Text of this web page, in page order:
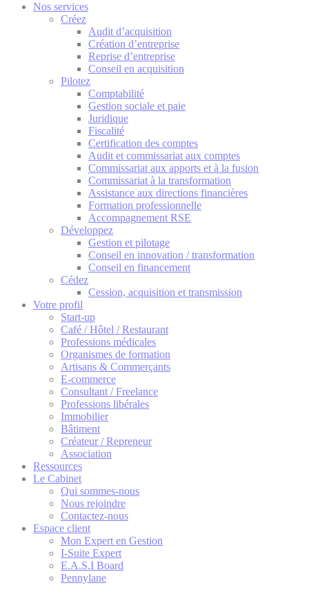
Nos services
Créez
Audit d’acquisition
Création d’entreprise
Reprise d’entreprise
Conseil en acquisition
Pilotez
Comptabilité
Gestion sociale et paie
Juridique
Fiscalité
Certification des comptes
Audit et commissariat aux comptes
Commissariat aux apports et à la fusion
Commissariat à la transformation
Assistance aux directions financières
Formation professionnelle
Accompagnement RSE
Développez
Gestion et pilotage
Conseil en innovation / transformation
Conseil en financement
Cédez
Cession, acquisition et transmission
Votre profil
Start-up
Café / Hôtel / Restaurant
Professions médicales
Organismes de formation
Artisans & Commerçants
E-commerce
Consultant / Freelance
Professions libérales
Immobilier
Bâtiment
Créateur / Repreneur
Association
Ressources
Le Cabinet
Qui sommes-nous
Nous rejoindre
Contactez-nous
Espace client
Mon Expert en Gestion
I-Suite Expert
E.A.S.I Board
Pennylane